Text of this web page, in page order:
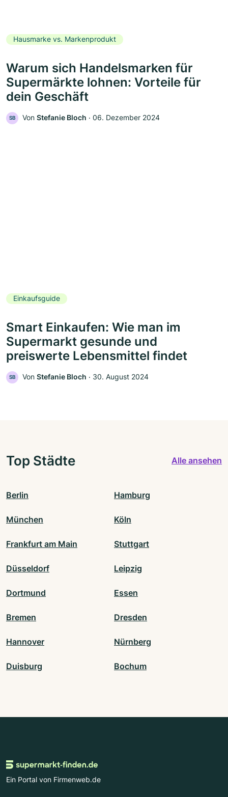
Hausmarke vs. Markenprodukt
Warum sich Handelsmarken für
Supermärkte lohnen: Vorteile für
dein Geschäft
SB Von Stefanie Bloch ‧ 06. Dezember 2024
Einkaufsguide
Smart Einkaufen: Wie man im
Supermarkt gesunde und
preiswerte Lebensmittel findet
SB Von Stefanie Bloch ‧ 30. August 2024
Top Städte Alle ansehen
Berlin Hamburg
München Köln
Frankfurt am Main Stuttgart
Düsseldorf Leipzig
Dortmund Essen
Bremen Dresden
Hannover Nürnberg
Duisburg Bochum
Ein Portal von Firmenweb.de